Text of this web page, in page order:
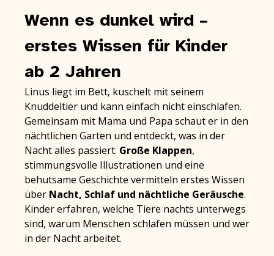
Wenn es dunkel wird –
erstes Wissen für Kinder
ab 2 Jahren
Linus liegt im Bett, kuschelt mit seinem
Knuddeltier und kann einfach nicht einschlafen.
Gemeinsam mit Mama und Papa schaut er in den
nächtlichen Garten und entdeckt, was in der
Nacht alles passiert. Große Klappen,
stimmungsvolle Illustrationen und eine
behutsame Geschichte vermitteln erstes Wissen
über Nacht, Schlaf und nächtliche Geräusche.
Kinder erfahren, welche Tiere nachts unterwegs
sind, warum Menschen schlafen müssen und wer
in der Nacht arbeitet.